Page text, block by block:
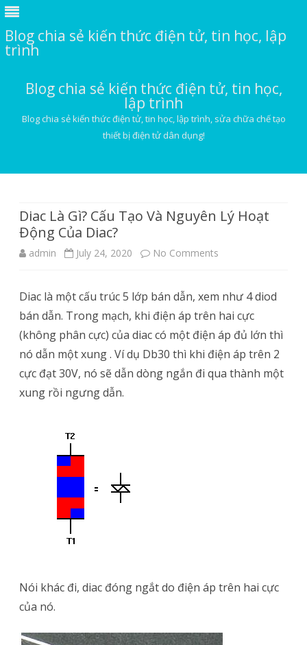
Blog chia sẻ kiến thức điện tử, tin học, lập
trình
Blog chia sẻ kiến thức điện tử, tin học,
lập trình
Blog chia sẻ kiến thức điện tử, tin học, lập trình, sửa chữa chế tạo
thiết bị điện tử dân dụng!
Diac Là Gì? Cấu Tạo Và Nguyên Lý Hoạt
Động Của Diac?
admin July 24, 2020 No Comments
Là
Gì?
Cấu
Tạo
Diac là một cấu trúc 5 lớp bán dẫn, xem như 4 diod
bán dẫn. Trong mạch, khi điện áp trên hai cực
(không phân cực) của diac có một điện áp đủ lớn thì
nó dẫn một xung . Ví dụ Db30 thì khi điện áp trên 2
cực đạt 30V, nó sẽ dẫn dòng ngắn đi qua thành một
xung rồi ngưng dẫn.
Nói khác đi, diac đóng ngắt do điện áp trên hai cực
của nó.